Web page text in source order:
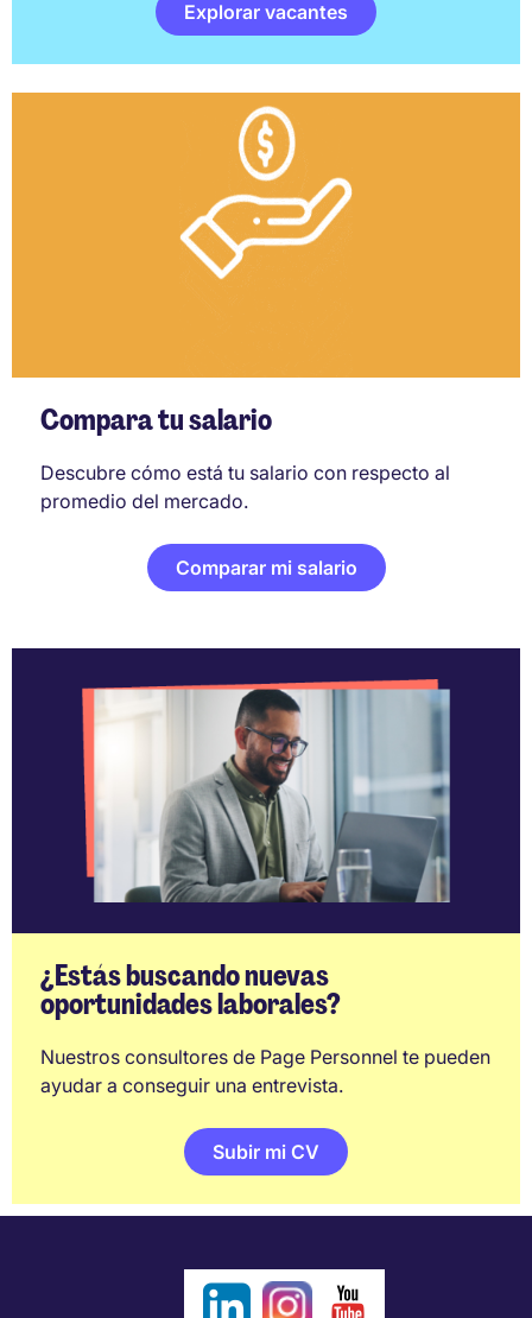
Explorar vacantes
Compara tu salario
Descubre cómo está tu salario con respecto al
promedio del mercado.
Comparar mi salario
¿Estás buscando nuevas
oportunidades laborales?
Nuestros consultores de Page Personnel te pueden
ayudar a conseguir una entrevista.
Subir mi CV